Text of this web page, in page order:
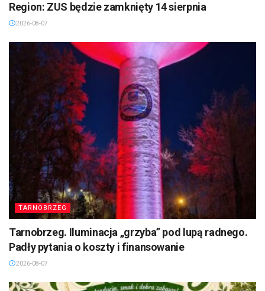
Region: ZUS będzie zamknięty 14 sierpnia
2026-08-07
TARNOBRZEG
Tarnobrzeg. Iluminacja „grzyba” pod lupą radnego.
Padły pytania o koszty i finansowanie
2026-08-07